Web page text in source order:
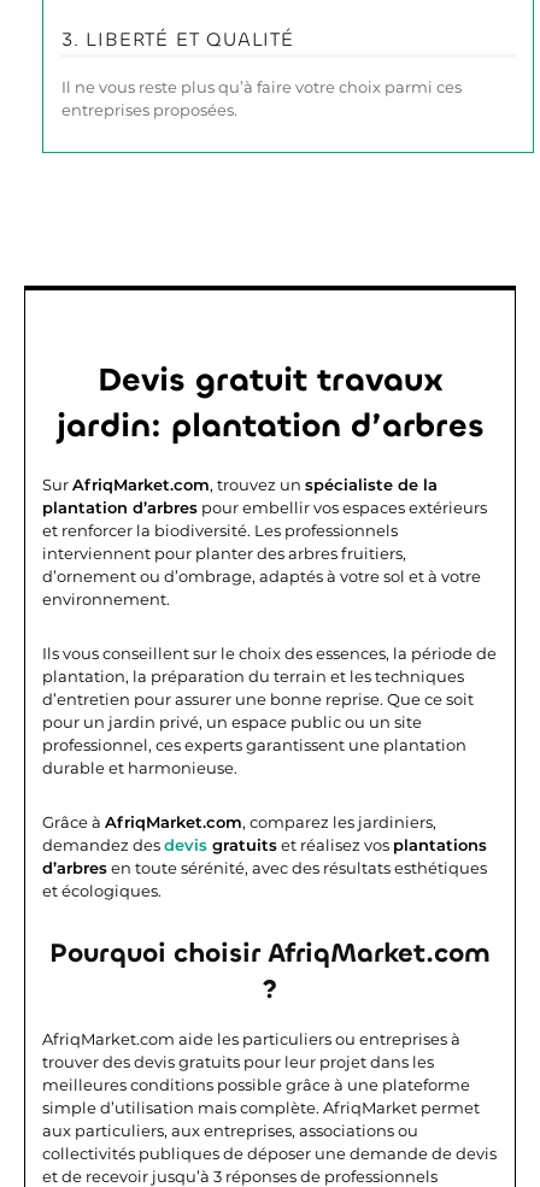
3. LIBERTÉ ET QUALITÉ
Il ne vous reste plus qu’à faire votre choix parmi ces
entreprises proposées.
Devis gratuit travaux
jardin: plantation d’arbres
SurAfriqMarket.com, trouvez un spécialiste de la
plantation d’arbres pour embellir vos espaces extérieurs
et renforcer la biodiversité. Les professionnels
interviennent pour planter des arbres fruitiers,
d’ornement ou d’ombrage, adaptés à votre sol et à votre
environnement.
Ils vous conseillent sur le choix des essences, la période de
plantation, la préparation du terrain et les techniques
d’entretien pour assurer une bonne reprise. Que ce soit
pour un jardin privé, un espace public ou un site
professionnel, ces experts garantissent une plantation
durable et harmonieuse.
Grâce à AfriqMarket.com, comparez les jardiniers,
demandez desdevis gratuitset réalisez vos plantations
d’arbresen toute sérénité, avec des résultats esthétiques
et écologiques.
Pourquoi choisir AfriqMarket.com
?
AfriqMarket.com aide les particuliers ou entreprises à
trouver des devis gratuits pour leur projet dans les
meilleures conditions possible grâce à une plateforme
simple d’utilisation mais complète. AfriqMarket permet
aux particuliers, aux entreprises, associations ou
collectivités publiques de déposer une demande de devis
et de recevoir jusqu’à 3 réponses de professionnels